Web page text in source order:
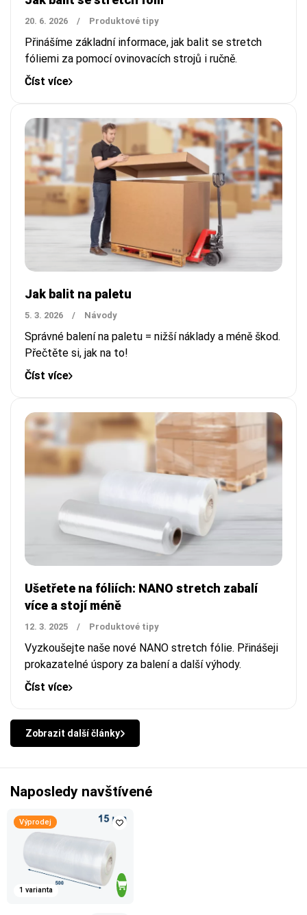
20. 6. 2026 / Produktové tipy
Přinášíme základní informace, jak balit se stretch
fóliemi za pomocí ovinovacích strojů i ručně.
Číst více
Jak balit na paletu
5. 3. 2026 / Návody
Správné balení na paletu = nižší náklady a méně škod.
Přečtěte si, jak na to!
Číst více
Ušetřete na fóliích: NANO stretch zabalí
více a stojí méně
12. 3. 2025 / Produktové tipy
Vyzkoušejte naše nové NANO stretch fólie. Přinášeji
prokazatelné úspory za balení a další výhody.
Číst více
Zobrazit další články
Naposledy navštívené
Výprodej
1 varianta